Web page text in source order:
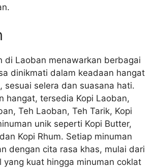
di Laoban menawarkan berbagai
dinikmati dalam keadaan hangat
sesuai selera dan suasana hati.
hangat, tersedia Kopi Laoban,
Teh Laoban, Teh Tarik, Kopi
unik seperti Kopi Butter,
Kopi Rhum. Setiap minuman
dengan cita rasa khas, mulai dari
yang kuat hingga minuman coklat